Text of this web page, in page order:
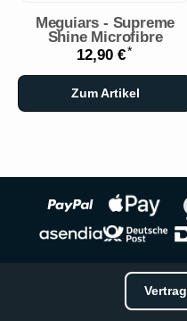
Meguiars - Supreme
Shine Microfibre
12,90 €*
Zum Artikel